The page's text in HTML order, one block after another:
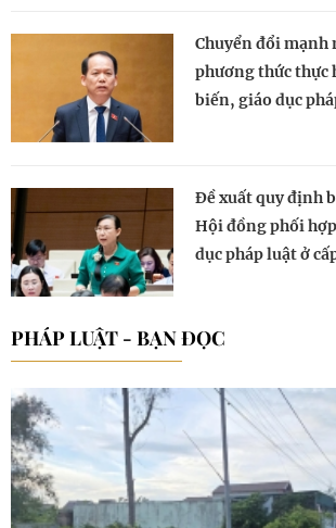
Chuyển đổi mạnh
phương thức thực
biến, giáo dục
Đề xuất quy định
Hội đồng phối
dục pháp luật ở
PHÁP LUẬT - BẠN ĐỌC